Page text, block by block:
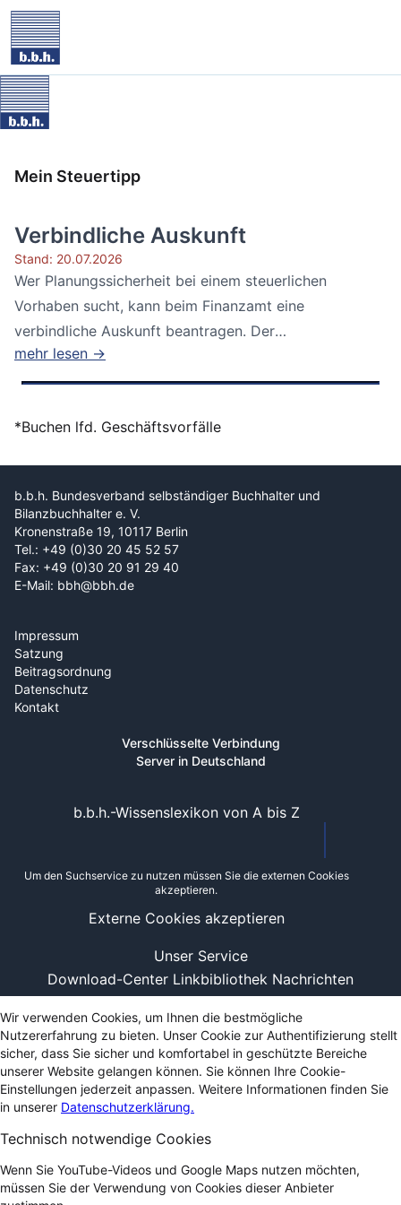
Mein Steuertipp
Verbindliche Auskunft
Stand: 20.07.2026
Wer Planungssicherheit bei einem steuerlichen
Vorhaben sucht, kann beim Finanzamt eine
verbindliche Auskunft beantragen. Der
Bundesfinanzhof...
mehr lesen →
*Buchen lfd. Geschäftsvorfälle
b.b.h. Bundesverband selbständiger Buchhalter und
Bilanzbuchhalter e. V.
Kronenstraße 19, 10117 Berlin
Tel.: +49 (0)30 20 45 52 57
Fax: +49 (0)30 20 91 29 40
E-Mail: bbh@bbh.de
Impressum
Satzung
Beitragsordnung
Datenschutz
Kontakt
Verschlüsselte Verbindung
Server in Deutschland
Unser Service
Download-Center Linkbibliothek Nachrichten
b.b.h.-Wissenslexikon von A bis Z
Um den Suchservice zu nutzen müssen Sie die externen Cookies
akzeptieren.
Externe Cookies akzeptieren
Wir verwenden Cookies, um Ihnen die bestmögliche
Nutzererfahrung zu bieten. Unser Cookie zur Authentifizierung stellt
sicher, dass Sie sicher und komfortabel in geschützte Bereiche
unserer Website gelangen können. Sie können Ihre Cookie-
Einstellungen jederzeit anpassen. Weitere Informationen finden Sie
in unserer Datenschutzerklärung.
Technisch notwendige Cookies
Wenn Sie YouTube-Videos und Google Maps nutzen möchten,
müssen Sie der Verwendung von Cookies dieser Anbieter